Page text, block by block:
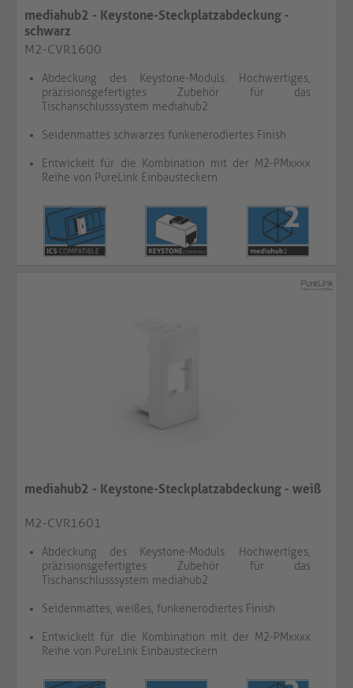
mediahub2 - Keystone-Steckplatzabdeckung -
schwarz
M2-CVR1600
Abdeckung des Keystone-Moduls. Hochwertiges,
präzisionsgefertigtes Zubehör für das
Tischanschlusssystem mediahub2
Seidenmattes schwarzes funkenerodiertes Finish
Entwickelt für die Kombination mit der M2-PMxxxx
Reihe von PureLink Einbausteckern
mediahub2 - Keystone-Steckplatzabdeckung - weiß
M2-CVR1601
Abdeckung des Keystone-Moduls. Hochwertiges,
präzisionsgefertigtes Zubehör für das
Tischanschlusssystem mediahub2
Seidenmattes, weißes, funkenerodiertes Finish
Entwickelt für die Kombination mit der M2-PMxxxx
Reihe von PureLink Einbausteckern